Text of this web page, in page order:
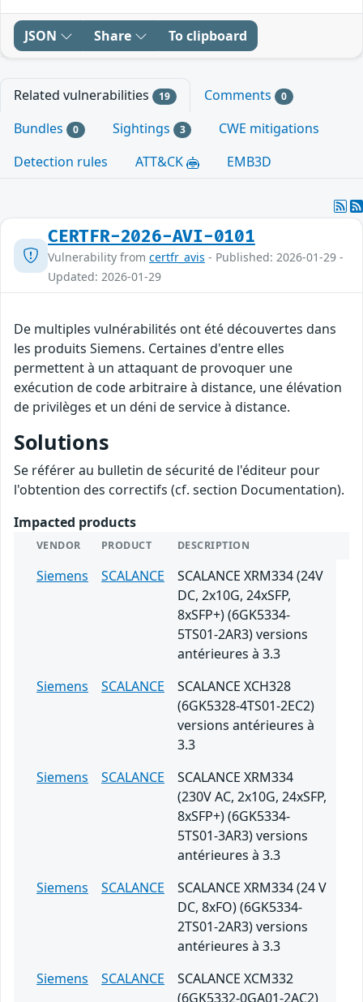
JSON Share To clipboard
Related vulnerabilities 19 Comments 0
Bundles 0 Sightings 3
CWE mitigations
Detection rules
ATT&CK EMB3D
CERTFR-2026-AVI-0101
Vulnerability from certfr_avis - Published: 2026-01-29 -
Updated: 2026-01-29
De multiples vulnérabilités ont été découvertes dans
les produits Siemens. Certaines d'entre elles
permettent à un attaquant de provoquer une
exécution de code arbitraire à distance, une élévation
de privilèges et un déni de service à distance.
Solutions
Se référer au bulletin de sécurité de l'éditeur pour
l'obtention des correctifs (cf. section Documentation).
Impacted products
VENDOR PRODUCT DESCRIPTION
Siemens SCALANCE
SCALANCE XRM334 (24V
DC, 2x10G, 24xSFP,
8xSFP+) (6GK5334-
5TS01-2AR3) versions
antérieures à 3.3
Siemens
SCALANCE
SCALANCE XCH328
(6GK5328-4TS01-2EC2)
versions antérieures à
3.3
Siemens
SCALANCE
SCALANCE XRM334
(230V AC, 2x10G, 24xSFP,
8xSFP+) (6GK5334-
5TS01-3AR3) versions
antérieures à 3.3
Siemens
SCALANCE
SCALANCE XRM334 (24 V
DC, 8xFO) (6GK5334-
2TS01-2AR3) versions
antérieures à 3.3
Siemens
SCALANCE
SCALANCE XCM332
(6GK5332-0GA01-2AC2)